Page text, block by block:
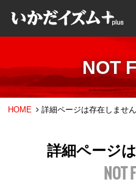
NOT
HOME 詳細ページは存在しません
詳細ページ
NOT